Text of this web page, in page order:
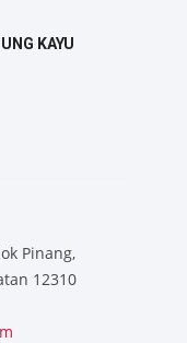
KAYU
Pinang,
12310